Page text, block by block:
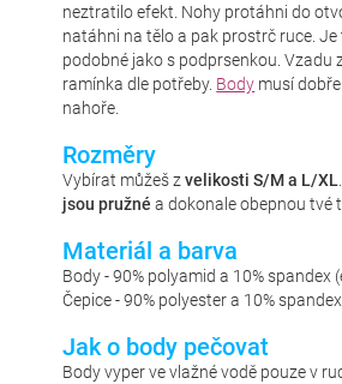
neztratilo efekt. Nohy protáhni do
natáhni na tělo a pak prostrč ruce.
podobné jako s podprsenkou. Vzadu
ramínka dle potřeby. Body musí
nahoře.
Rozměry
Vybírat můžeš zvelikosti S/M a L/XL.
jsou pružné a dokonale obepnou tvé
Materiál a barva
Body - 90% polyamid a 10% spandex
Čepice - 90% polyester a 10%
Jak o body pečovat
Body vyper ve vlažné vodě pouze v